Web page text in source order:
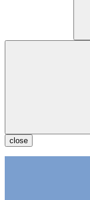
close